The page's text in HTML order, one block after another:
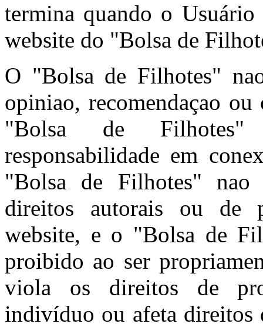
termina quando o
website do "Bolsa de
O "Bolsa de Filhotes"
opiniao, recomendaçao
"Bolsa de Filhotes"
responsabilidade em
"Bolsa de Filhotes" nao
direitos autorais ou de
website, e o "Bolsa de
proibido ao ser
viola os direitos de
indivíduo ou afeta direitos